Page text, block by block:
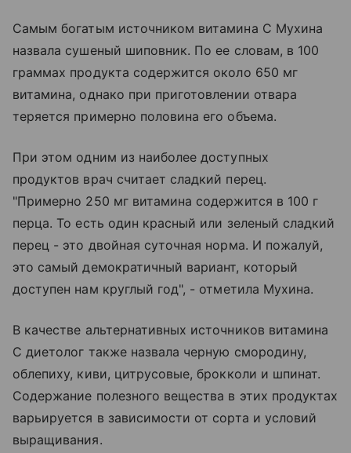
Самым богатым источником витамина C Мухина
назвала сушеный шиповник. По ее словам, в 100
граммах продукта содержится около 650 мг
витамина, однако при приготовлении отвара
теряется примерно половина его объема.
При этом одним из наиболее доступных
продуктов врач считает сладкий перец.
"Примерно 250 мг витамина содержится в 100 г
перца. То есть один красный или зеленый сладкий
перец - это двойная суточная норма. И пожалуй,
это самый демократичный вариант, который
доступен нам круглый год", - отметила Мухина.
В качестве альтернативных источников витамина
C диетолог также назвала черную смородину,
облепиху, киви, цитрусовые, брокколи и шпинат.
Содержание полезного вещества в этих продуктах
варьируется в зависимости от сорта и условий
выращивания.